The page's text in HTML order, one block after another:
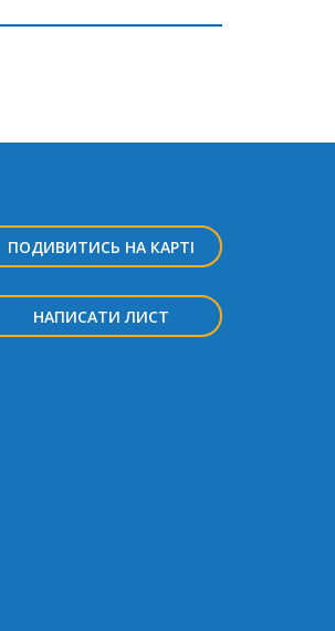
ПОДИВИТИСЬ НА КАРТІ
НАПИСАТИ ЛИСТ